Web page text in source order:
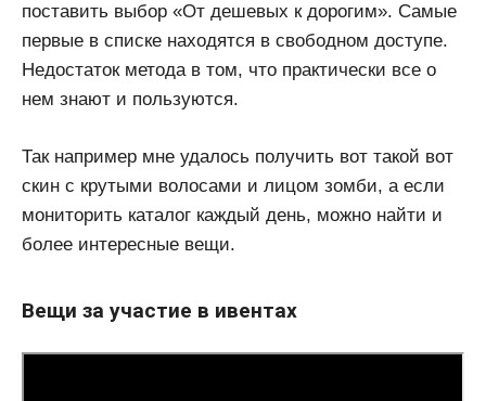
поставить выбор «От дешевых к дорогим». Самые
первые в списке находятся в свободном доступе.
Недостаток метода в том, что практически все о
нем знают и пользуются.
Так например мне удалось получить вот такой вот
скин с крутыми волосами и лицом зомби, а если
мониторить каталог каждый день, можно найти и
более интересные вещи.
Вещи за участие в ивентах